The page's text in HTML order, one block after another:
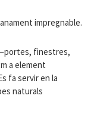
impregnable.
finestres,
a element
fa servir en la
naturals